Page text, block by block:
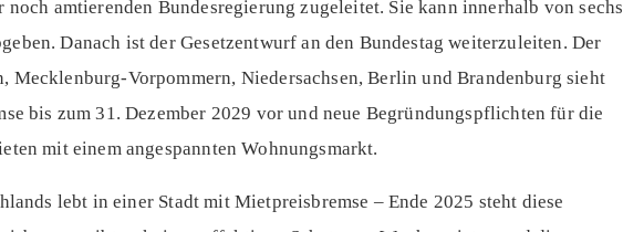
amtierenden Bundesregierung zugeleitet. Sie kann innerhalb von sechs
Danach ist der Gesetzentwurf an den Bundestag weiterzuleiten. Der
Mecklenburg-Vorpommern, Niedersachsen, Berlin und Brandenburg sieht
bis zum 31. Dezember 2029 vor und neue Begründungspflichten für die
mit einem angespannten Wohnungsmarkt.
lebt in einer Stadt mit Mietpreisbremse – Ende 2025 steht diese